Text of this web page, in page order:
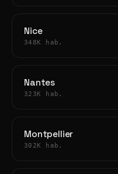
Nice
348K hab.
Nantes
323K hab.
Montpellier
302K hab.